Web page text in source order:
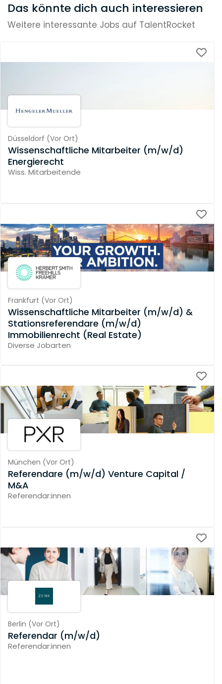
Das könnte dich auch interessieren
Weitere interessante Jobs auf TalentRocket
Düsseldorf (Vor Ort)
Wissenschaftliche Mitarbeiter (m/w/d)
Energierecht
Wiss. Mitarbeitende
Frankfurt (Vor Ort)
Wissenschaftliche Mitarbeiter (m/w/d) &
Stationsreferendare (m/w/d)
Immobilienrecht (Real Estate)
Diverse Jobarten
München (Vor Ort)
Referendare (m/w/d) Venture Capital /
M&A
Referendar:innen
Berlin (Vor Ort)
Referendar (m/w/d)
Referendar:innen